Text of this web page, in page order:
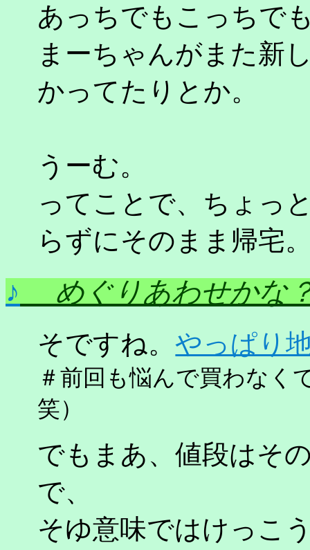
あっちでもこっちで
まーちゃんがまた新
かってたりとか。
うーむ。
ってことで、ちょっ
らずにそのまま帰宅
♪ めぐりあわせか
そですね。やっぱり
＃前回も悩んで買わなく
笑）
でもまあ、値段はそ
で、
そゆ意味ではけっこ